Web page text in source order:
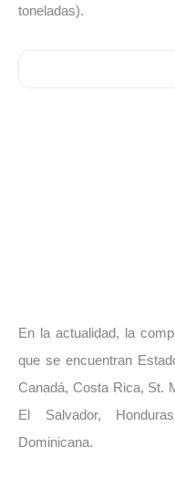
toneladas).
En la actualidad, la
que se encuentran
Canadá, Costa Rica, St.
El Salvador,
Dominicana.